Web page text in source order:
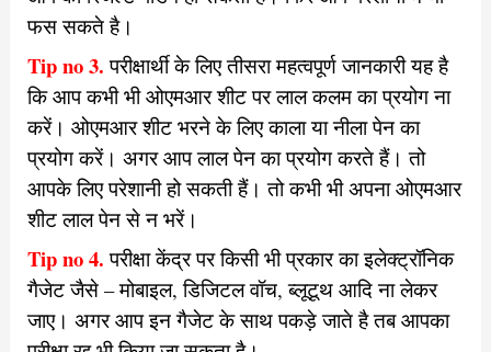
फस सकते है।
Tip no 3. परीक्षार्थी के लिए तीसरा महत्वपूर्ण जानकारी यह है
कि आप कभी भी ओएमआर शीट पर लाल कलम का प्रयोग ना
करें। ओएमआर शीट भरने के लिए काला या नीला पेन का
प्रयोग करें। अगर आप लाल पेन का प्रयोग करते हैं। तो
आपके लिए परेशानी हो सकती हैं। तो कभी भी अपना ओएमआर
शीट लाल पेन से न भरें।
Tip no 4. परीक्षा केंद्र पर किसी भी प्रकार का इलेक्ट्रॉनिक
गैजेट जैसे – मोबाइल, डिजिटल वॉच, ब्लूटूथ आदि ना लेकर
जाए। अगर आप इन गैजेट के साथ पकड़े जाते है तब आपका